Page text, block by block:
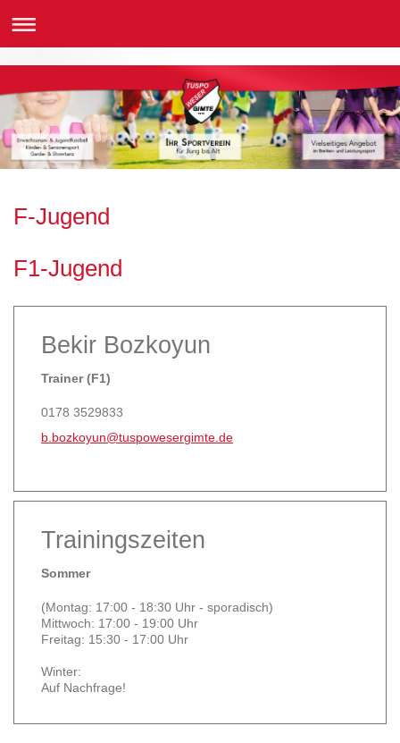
F-Jugend
F1-Jugend
Bekir Bozkoyun
Trainer (F1)
0178 3529833
b.bozkoyun@tuspowesergimte.de
Trainingszeiten
Sommer
(Montag: 17:00 - 18:30 Uhr - sporadisch)
Mittwoch: 17:00 - 19:00 Uhr
Freitag: 15:30 - 17:00 Uhr
Winter:
Auf Nachfrage!